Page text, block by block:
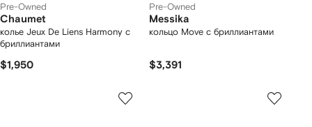
Pre-Owned
Chaumet
колье Jeux De Liens Harmony с
бриллиантами
$1,950
Pre-Owned
Messika
кольцо Move с бриллиантами
$3,391